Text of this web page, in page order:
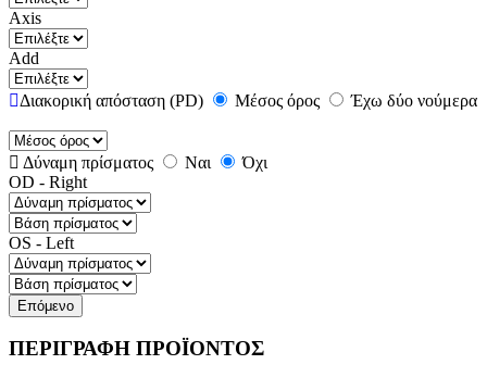
Axis
Add
Διακορική απόσταση (PD) Μέσος όρος Έχω δύο νούμερα
Δύναμη πρίσματος Ναι
Όχι
OD - Right
OS - Left
Επόμενο
ΠΕΡΙΓΡΑΦΗ ΠΡΟΪΟΝΤΟΣ